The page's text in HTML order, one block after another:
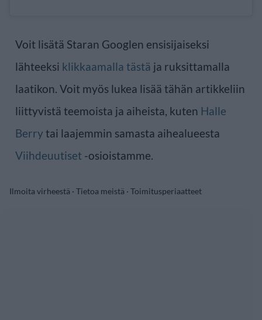
Voit lisätä Staran Googlen ensisijaiseksi
lähteeksi klikkaamalla tästä ja ruksittamalla
laatikon. Voit myös lukea lisää tähän artikkeliin
liittyvistä teemoista ja aiheista, kuten Halle
Berry tai laajemmin samasta aihealueesta
Viihdeuutiset -osioistamme.
Ilmoita virheestä · Tietoa meistä · Toimitusperiaatteet